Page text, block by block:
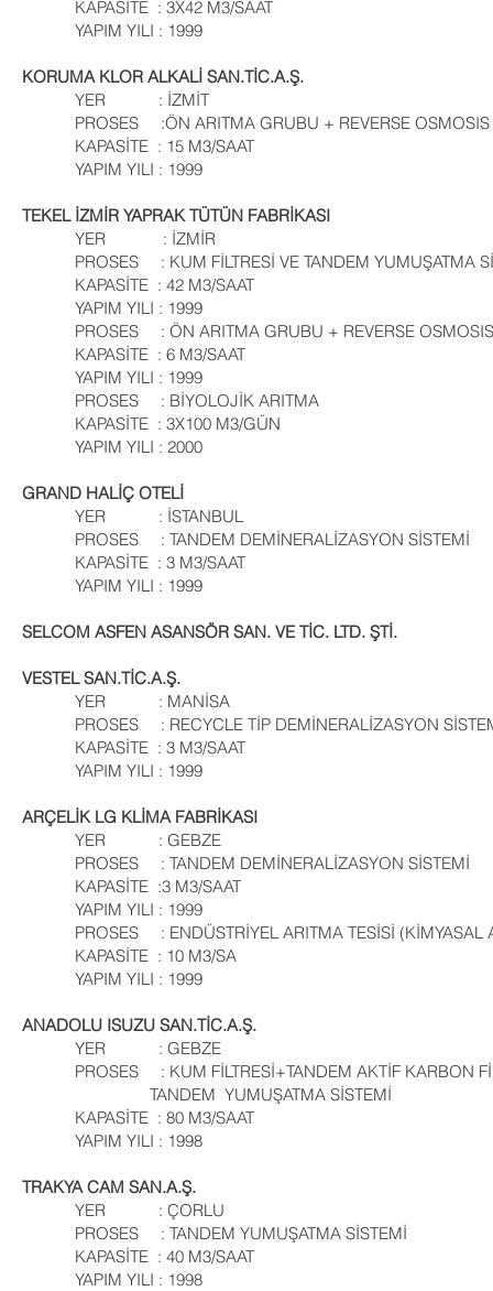
KAPASİTE : 3X42 M3/SAAT
YAPIM YILI : 1999
KORUMA KLOR ALKALİ SAN.TİC.A.Ş.
YER : İZMİT
PROSES :ÖN ARITMA GRUBU + REVERSE OSMOSIS
KAPASİTE : 15 M3/SAAT
YAPIM YILI : 1999
TEKEL İZMİR YAPRAK TÜTÜN FABRİKASI
YER : İZMİR
PROSES : KUM FİLTRESİ VE TANDEM YUMUŞATMA
KAPASİTE : 42 M3/SAAT
YAPIM YILI : 1999
PROSES : ÖN ARITMA GRUBU + REVERSE OSMOSIS
KAPASİTE : 6 M3/SAAT
YAPIM YILI : 1999
PROSES : BİYOLOJİK ARITMA
KAPASİTE : 3X100 M3/GÜN
YAPIM YILI : 2000
GRAND HALİÇ OTELİ
YER : İSTANBUL
PROSES : TANDEM DEMİNERALİZASYON SİSTEMİ
KAPASİTE : 3 M3/SAAT
YAPIM YILI : 1999
SELCOM ASFEN ASANSÖR SAN. VE TİC. LTD. ŞTİ.
VESTEL SAN.TİC.A.Ş.
YER : MANİSA
PROSES : RECYCLE TİP DEMİNERALİZASYON
KAPASİTE : 3 M3/SAAT
YAPIM YILI : 1999
ARÇELİK LG KLİMA FABRİKASI
YER : GEBZE
PROSES : TANDEM DEMİNERALİZASYON SİSTEMİ
KAPASİTE :3 M3/SAAT
YAPIM YILI : 1999
PROSES : ENDÜSTRİYEL ARITMA TESİSİ (KİMYASAL
KAPASİTE : 10 M3/SA
YAPIM YILI : 1999
ANADOLU ISUZU SAN.TİC.A.Ş.
YER : GEBZE
PROSES : KUM FİLTRESİ+TANDEM AKTİF
TANDEM YUMUŞATMA SİSTEMİ
KAPASİTE : 80 M3/SAAT
YAPIM YILI : 1998
TRAKYA CAM SAN.A.Ş.
YER : ÇORLU
PROSES : TANDEM YUMUŞATMA SİSTEMİ
KAPASİTE : 40 M3/SAAT
YAPIM YILI : 1998